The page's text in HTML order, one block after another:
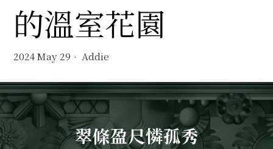
的溫室花園
2024 May 29 Addie
翠條盈尺憐孤秀